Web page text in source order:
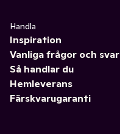
Handla
Inspiration
Vanliga frågor och svar
Så handlar du
Hemleverans
Färskvarugaranti